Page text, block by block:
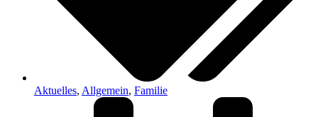
Aktuelles, Allgemein, Familie